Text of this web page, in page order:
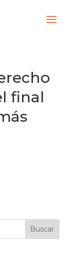
final